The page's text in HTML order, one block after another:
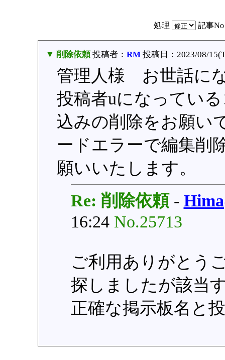
処理 記事
▼ 削除依頼投稿者： RM投稿日：2023/08/
管理人様 お世話に
投稿者uになってい
込みの削除をお願い
ードエラーで編集削
願いいたします。
Re: 削除依頼-
16:24 No.25713
ご利用ありがとう
探しましたが該当
正確な掲示板名と